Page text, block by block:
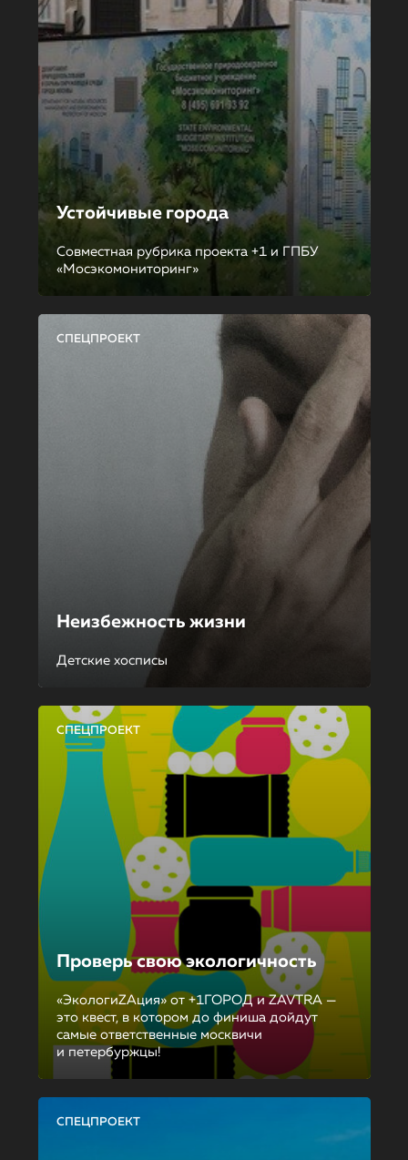
Устойчивые города
Совместная рубрика проекта +1 и ГПБУ
«Мосэкомониторинг»
СПЕЦПРОЕКТ
Неизбежность жизни
Детские хосписы
СПЕЦПРОЕКТ
Проверь свою экологичность
«ЭкологиZAция» от +1ГОРОД и ZAVTRA —
это квест, в котором до финиша дойдут
самые ответственные москвичи
и петербуржцы!
СПЕЦПРОЕКТ